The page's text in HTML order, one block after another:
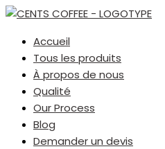
Accueil
Tous les produits
À propos de nous
Qualité
Our Process
Blog
Demander un devis